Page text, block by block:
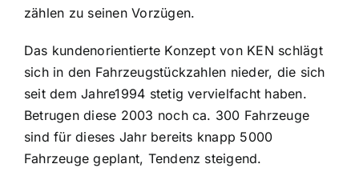
zählen zu seinen Vorzügen.
Das kundenorientierte Konzept von KEN schlägt
sich in den Fahrzeugstückzahlen nieder, die sich
seit dem Jahre1994 stetig vervielfacht haben.
Betrugen diese 2003 noch ca. 300 Fahrzeuge
sind für dieses Jahr bereits knapp 5000
Fahrzeuge geplant, Tendenz steigend.